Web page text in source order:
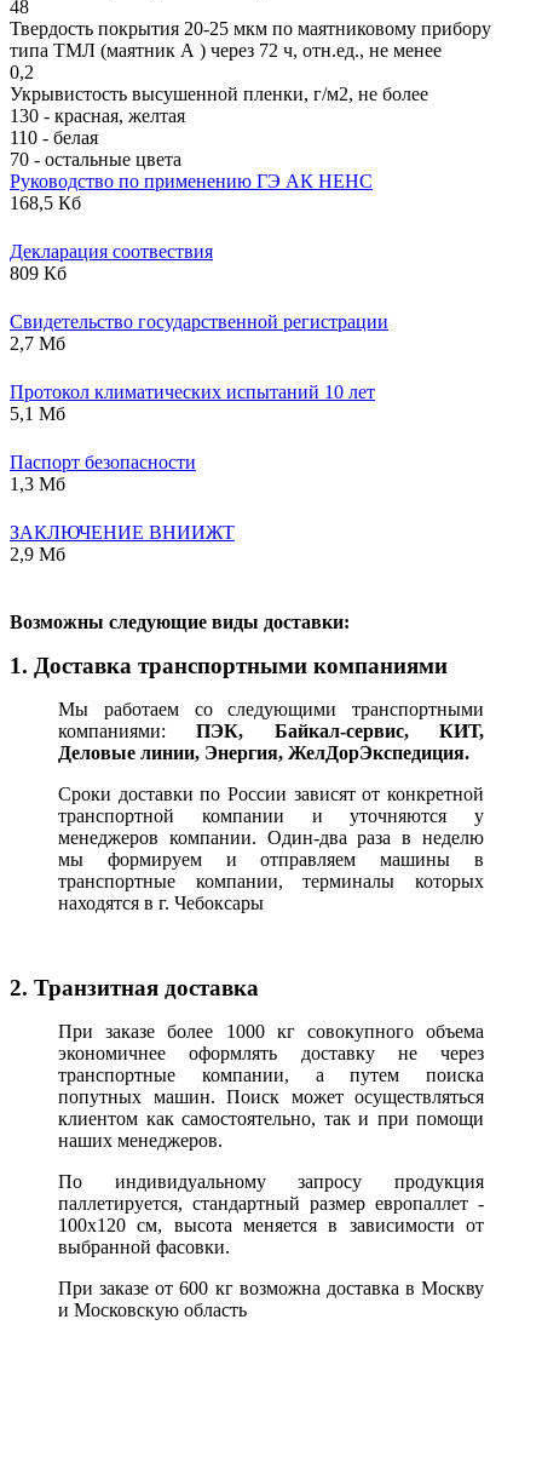
48
Твердость покрытия 20-25 мкм по маятниковому прибору
типа ТМЛ (маятник А ) через 72 ч, отн.ед., не менее
0,2
Укрывистость высушенной пленки, г/м2, не более
130 - красная, желтая
110 - белая
70 - остальные цвета
Руководство по применению ГЭ АК НЕНС
168,5 Кб
Декларация соотвествия
809 Кб
Свидетельство государственной регистрации
2,7 Мб
Протокол климатических испытаний 10 лет
5,1 Мб
Паспорт безопасности
1,3 Мб
ЗАКЛЮЧЕНИЕ ВНИИЖТ
2,9 Мб
Возможны следующие виды доставки:
1. Доставка транспортными компаниями
Мы работаем со следующими транспортными
компаниями:ПЭК, Байкал-сервис, КИТ,
Деловые линии, Энергия, ЖелДорЭкспедиция.
Сроки доставки по России зависят от конкретной
транспортной компании и уточняются у
менеджеров компании. Один-два раза в неделю
мы формируем и отправляем машины в
транспортные компании, терминалы которых
находятся в г. Чебоксары
2. Транзитная доставка
При заказе более 1000 кг совокупного объема
экономичнее оформлять доставку не через
транспортные компании, а путем поиска
попутных машин. Поиск может осуществляться
клиентом как самостоятельно, так и при помощи
наших менеджеров.
По индивидуальному запросу продукция
паллетируется, стандартный размер европаллет -
100х120 см, высота меняется в зависимости от
выбранной фасовки.
При заказе от 600 кг возможна доставка в Москву
и Московскую область